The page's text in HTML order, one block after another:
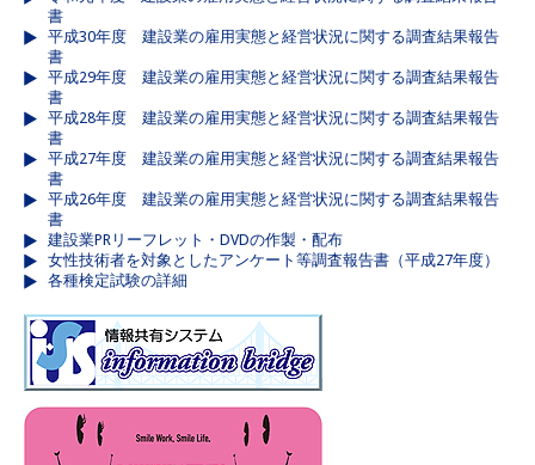
書
平成30年度 建設業の雇用実態と経営状況に関する調査結果報告
書
平成29年度 建設業の雇用実態と経営状況に関する調査結果報告
書
平成28年度 建設業の雇用実態と経営状況に関する調査結果報告
書
平成27年度 建設業の雇用実態と経営状況に関する調査結果報告
書
平成26年度 建設業の雇用実態と経営状況に関する調査結果報告
書
建設業PRリーフレット・DVDの作製・配布
女性技術者を対象としたアンケート等調査報告書（平成27年度）
各種検定試験の詳細